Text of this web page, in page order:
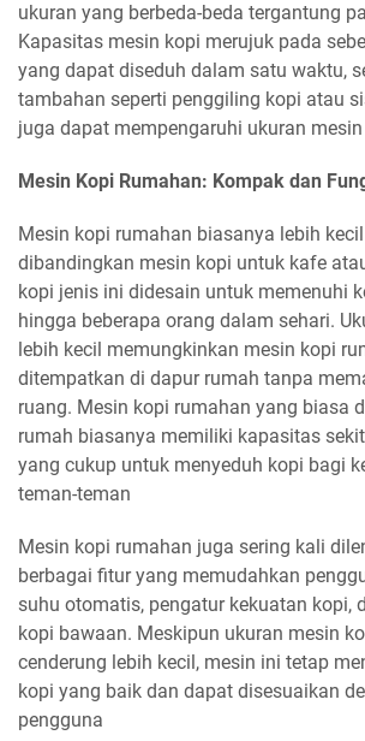
ukuran yang berbeda-beda tergantung
Kapasitas mesin kopi merujuk pada
yang dapat diseduh dalam satu waktu,
tambahan seperti penggiling kopi atau
juga dapat mempengaruhi ukuran mesin
Mesin Kopi Rumahan: Kompak dan
Mesin kopi rumahan biasanya lebih
dibandingkan mesin kopi untuk kafe
kopi jenis ini didesain untuk memenuhi
hingga beberapa orang dalam sehari.
lebih kecil memungkinkan mesin kopi
ditempatkan di dapur rumah tanpa
ruang. Mesin kopi rumahan yang biasa
rumah biasanya memiliki kapasitas
yang cukup untuk menyeduh kopi bagi
teman-teman
Mesin kopi rumahan juga sering kali
berbagai fitur yang memudahkan
suhu otomatis, pengatur kekuatan kopi,
kopi bawaan. Meskipun ukuran mesin
cenderung lebih kecil, mesin ini tetap
kopi yang baik dan dapat disesuaikan
pengguna